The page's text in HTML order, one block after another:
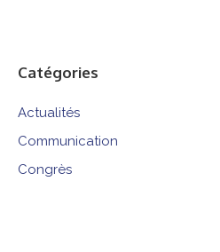
Catégories
Actualités
Communication
Congrès